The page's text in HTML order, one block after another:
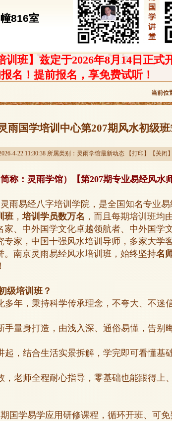
816室
班】兹定于2026年8月14日正式
名！提前报名，享免费试听！
当前位
雨国学培训中心第207期风水初级
4-22 11:30:38 所属类别： 灵雨学馆最新动态【打印 】【 关闭 】
称：灵雨学馆）【第207期专业易经风水
雨易经八字培训学院，是全国知名专业
班，培训学员数万名 ，而且每期培训班均
、中外国学文化卓越领航者、中外国学
专家，中国十强风水培训导师，多家大学
。南京灵雨易经风水培训班，始终坚持名
级培训班？
多年，秉持科学传承理念，不夸大、不迷
手量身打造，由浅入深、通俗易懂，告别
起，结合生活实景拆解，学完即可看懂基
，老师全程耐心指导，零基础也能跟得上
国学易学应用研修课程，循环开班、可